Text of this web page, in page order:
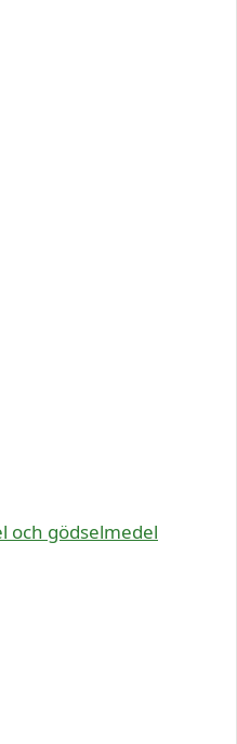
och gödselmedel